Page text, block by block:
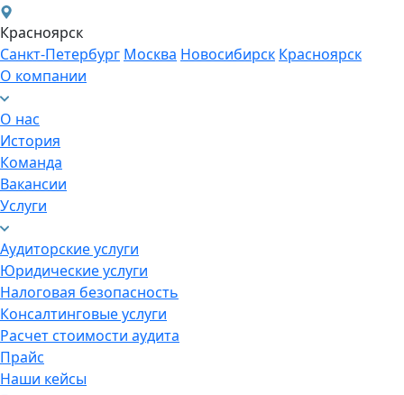
Красноярск
Санкт-Петербург Москва Новосибирск Красноярск
О компании
О нас
История
Команда
Вакансии
Услуги
Аудиторские услуги
Юридические услуги
Налоговая безопасность
Консалтинговые услуги
Расчет стоимости аудита
Прайс
Наши кейсы